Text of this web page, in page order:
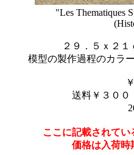
"Les Thematiques
２９．５ｘ２
模型の製作過程のカラ
送料￥３００
ここに記載されて
価格は入荷時